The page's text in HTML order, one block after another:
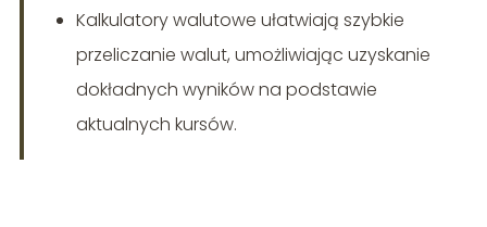
Kalkulatory walutowe ułatwiają szybkie
przeliczanie walut, umożliwiając uzyskanie
dokładnych wyników na podstawie
aktualnych kursów.